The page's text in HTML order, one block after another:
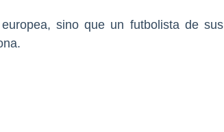
sino que un futbolista de sus